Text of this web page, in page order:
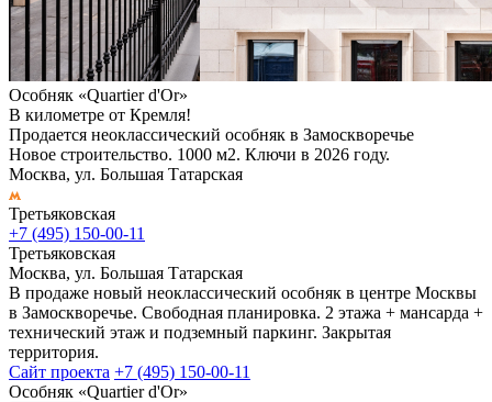
Особняк «Quartier d'Or»
В километре от Кремля!
Продается неоклассический особняк в Замоскворечье
Новое строительство. 1000 м2. Ключи в 2026 году.
Москва, ул. Большая Татарская
Третьяковская
+7 (495) 150-00-11
Третьяковская
Москва, ул. Большая Татарская
В продаже новый неоклассический особняк в центре Москвы
в Замоскворечье. Свободная планировка. 2 этажа + мансарда +
технический этаж и подземный паркинг. Закрытая
территория.
Сайт проекта +7 (495) 150-00-11
Особняк «Quartier d'Or»